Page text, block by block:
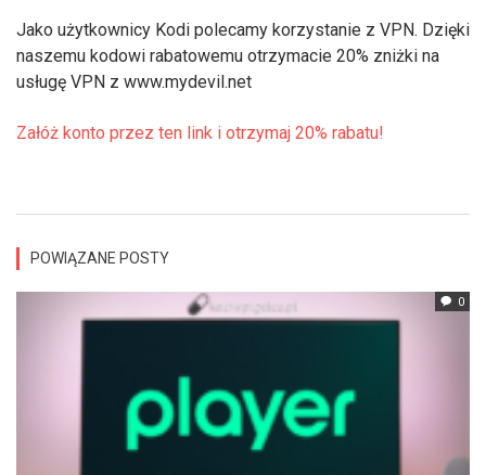
Jako użytkownicy Kodi polecamy korzystanie z VPN. Dzięki
naszemu kodowi rabatowemu otrzymacie 20% zniżki na
usługę VPN z www.mydevil.net
Załóż konto przez ten link i otrzymaj 20% rabatu!
POWIĄZANE POSTY
0